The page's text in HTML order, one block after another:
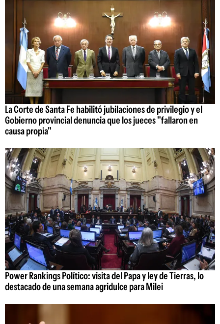
La Corte de Santa Fe habilitó jubilaciones de privilegio y el
Gobierno provincial denuncia que los jueces "fallaron en
causa propia"
Power Rankings Político: visita del Papa y ley de Tierras, lo
destacado de una semana agridulce para Milei